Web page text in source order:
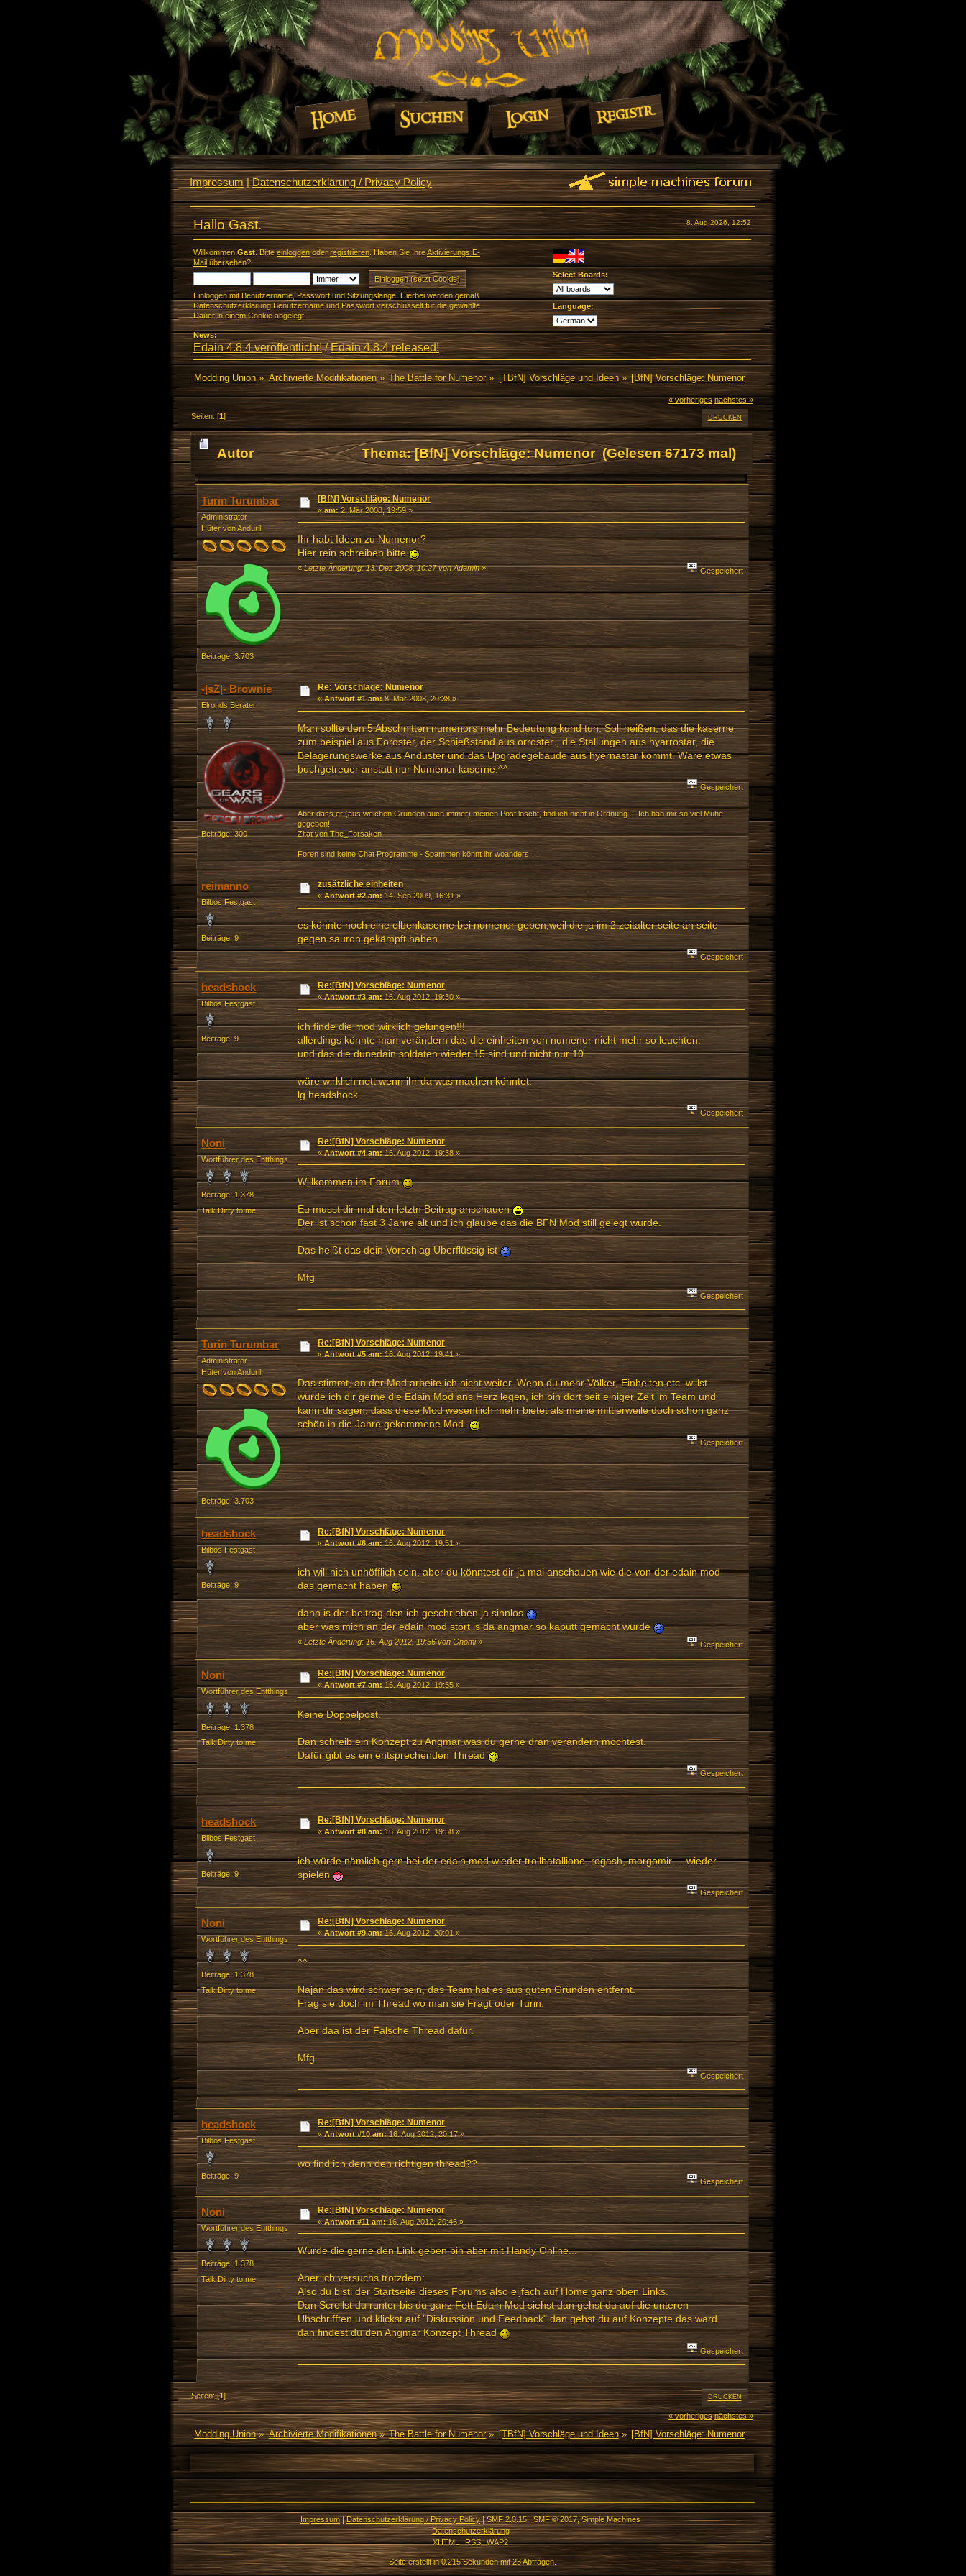
Impressum|Datenschutzerklärung / Privacy Policy
8. Aug 2026, 12:52
Hallo Gast.
Willkommen Gast. Bitte einloggenoderregistrieren. Haben Sie IhreAktivierungs E-
Mailübersehen?
Einloggen mit Benutzername, Passwort und Sitzungslänge. Hierbei werden gemäß
Datenschutzerklärung Benutzername und Passwort verschlüsselt für die gewählte
Dauer in einem Cookie abgelegt.
Select Boards:
Language:
News:
Edain 4.8.4 veröffentlicht!/Edain 4.8.4 released!
Modding Union» Archivierte Modifikationen» The Battle for Numenor» [TBfN] Vorschläge und Ideen» [BfN] Vorschläge: Numenor
« vorheriges nächstes »
DRUCKEN
Seiten: [1]
Autor Thema: [BfN] Vorschläge: Numenor (Gelesen 67173 mal)
Turin Turumbar
Administrator
Hüter von Anduril
Beiträge: 3.703
[BfN] Vorschläge: Numenor
«am:2. Mär 2008, 19:59 »
Ihr habt Ideen zu Numenor?
Hier rein schreiben bitte
«Letzte Änderung: 13. Dez 2008, 10:27 von Adamin» Gespeichert
-|sZ|- Brownie
Elronds Berater
Beiträge: 300
Re: Vorschläge: Numenor
«Antwort #1 am:8. Mär 2008, 20:38 »
Man sollte den 5 Abschnitten numenors mehr Bedeutung kund tun. Soll heißen, das die kaserne
zum beispiel aus Foroster, der Schießstand aus orroster , die Stallungen aus hyarrostar, die
Belagerungswerke aus Anduster und das Upgradegebäude aus hyernastar kommt. Wäre etwas
buchgetreuer anstatt nur Numenor kaserne.^^
Gespeichert
Aber dass er (aus welchen Gründen auch immer) meinen Post löscht, find ich nicht in Ordnung ... Ich hab mir so viel Mühe
gegeben!
Zitat von The_Forsaken
Foren sind keine Chat Programme - Spammen könnt ihr woanders!
reimanno
Bilbos Festgast
Beiträge: 9
zusätzliche einheiten
«Antwort #2 am:14. Sep 2009, 16:31 »
es könnte noch eine elbenkaserne bei numenor geben,weil die ja im 2.zeitalter seite an seite
gegen sauron gekämpft haben
Gespeichert
headshock
Bilbos Festgast
Beiträge: 9
Re:[BfN] Vorschläge: Numenor
«Antwort #3 am:16. Aug 2012, 19:30 »
ich finde die mod wirklich gelungen!!!
allerdings könnte man verändern das die einheiten von numenor nicht mehr so leuchten.
und das die dunedain soldaten wieder 15 sind und nicht nur 10
wäre wirklich nett wenn ihr da was machen könntet.
lg headshock
Gespeichert
Noni
Wortführer des Entthings
Beiträge: 1.378
Talk Dirty to me
Re:[BfN] Vorschläge: Numenor
«Antwort #4 am:16. Aug 2012, 19:38 »
Willkommen im Forum
Eu musst dir mal den letztn Beitrag anschauen
Der ist schon fast 3 Jahre alt und ich glaube das die BFN Mod still gelegt wurde.
Das heißt das dein Vorschlag Überflüssig ist
Mfg
Gespeichert
Turin Turumbar
Administrator
Hüter von Anduril
Beiträge: 3.703
Re:[BfN] Vorschläge: Numenor
«Antwort #5 am:16. Aug 2012, 19:41 »
Das stimmt, an der Mod arbeite ich nicht weiter. Wenn du mehr Völker, Einheiten etc. willst
würde ich dir gerne die Edain Mod ans Herz legen, ich bin dort seit einiger Zeit im Team und
kann dir sagen, dass diese Mod wesentlich mehr bietet als meine mittlerweile doch schon ganz
schön in die Jahre gekommene Mod.
Gespeichert
headshock
Bilbos Festgast
Beiträge: 9
Re:[BfN] Vorschläge: Numenor
«Antwort #6 am:16. Aug 2012, 19:51 »
ich will nich unhöfflich sein, aber du könntest dir ja mal anschauen wie die von der edain mod
das gemacht haben
dann is der beitrag den ich geschrieben ja sinnlos
aber was mich an der edain mod stört is da angmar so kaputt gemacht wurde
«Letzte Änderung: 16. Aug 2012, 19:56 von Gnomi» Gespeichert
Noni
Wortführer des Entthings
Beiträge: 1.378
Talk Dirty to me
Re:[BfN] Vorschläge: Numenor
«Antwort #7 am:16. Aug 2012, 19:55 »
Keine Doppelpost.
Dan schreib ein Konzept zu Angmar was du gerne dran verändern möchtest.
Dafür gibt es ein entsprechenden Thread
Gespeichert
headshock
Bilbos Festgast
Beiträge: 9
Re:[BfN] Vorschläge: Numenor
«Antwort #8 am:16. Aug 2012, 19:58 »
ich würde nämlich gern bei der edain mod wieder trollbatallione, rogash, morgomir ... wieder
spielen
Gespeichert
Noni
Wortführer des Entthings
Beiträge: 1.378
Talk Dirty to me
Re:[BfN] Vorschläge: Numenor
«Antwort #9 am:16. Aug 2012, 20:01 »
^^
Najan das wird schwer sein, das Team hat es aus guten Gründen entfernt.
Frag sie doch im Thread wo man sie Fragt oder Turin.
Aber daa ist der Falsche Thread dafür.
Mfg
Gespeichert
headshock
Bilbos Festgast
Beiträge: 9
Re:[BfN] Vorschläge: Numenor
«Antwort #10 am:16. Aug 2012, 20:17 »
wo find ich denn den richtigen thread??
Gespeichert
Noni
Wortführer des Entthings
Beiträge: 1.378
Talk Dirty to me
Re:[BfN] Vorschläge: Numenor
«Antwort #11 am:16. Aug 2012, 20:46 »
Würde die gerne den Link geben bin aber mit Handy Online...
Aber ich versuchs trotzdem:
Also du bisti der Startseite dieses Forums also eijfach auf Home ganz oben Links.
Dan Scrollst du runter bis du ganz Fett Edain Mod siehst dan gehst du auf die unteren
Übschrifften und klickst auf "Diskussion und Feedback" dan gehst du auf Konzepte das ward
dan findest du den Angmar Konzept Thread
Gespeichert
DRUCKEN
Seiten: [1]
« vorheriges nächstes »
Modding Union» Archivierte Modifikationen» The Battle for Numenor» [TBfN] Vorschläge und Ideen» [BfN] Vorschläge: Numenor
Impressum|Datenschutzerklärung / Privacy Policy|SMF 2.0.15|SMF © 2017,Simple Machines
Datenschutzerklärung
XHTML
RSS WAP2
Seite erstellt in 0.215 Sekunden mit 23 Abfragen.